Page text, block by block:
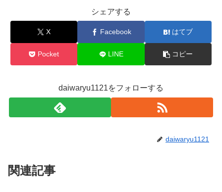
シェアする
X Facebook はてブ
Pocket LINE コピー
daiwaryu1121をフォローする
daiwaryu1121
関連記事